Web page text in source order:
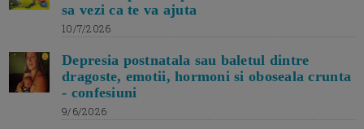
sa vezi ca te va ajuta
10/7/2026
Depresia postnatala sau baletul dintre
dragoste, emotii, hormoni si oboseala crunta
- confesiuni
9/6/2026